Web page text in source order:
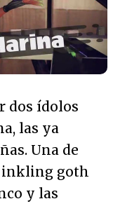
dos ídolos
las ya
Una de
inkling goth
y las